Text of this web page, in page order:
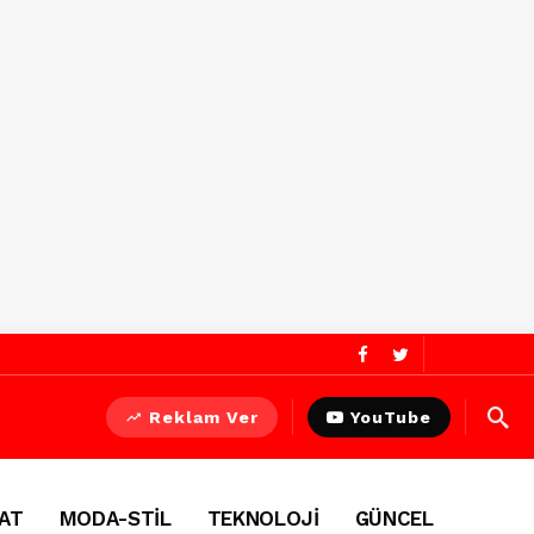
Reklam Ver YouTube
MODA-STİL TEKNOLOJİ
GÜNCEL